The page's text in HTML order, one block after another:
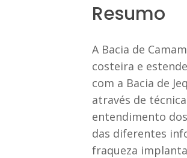
Resumo
A Bacia de
costeira e
com a Bacia de
através de
entendimento
das diferentes
fraqueza